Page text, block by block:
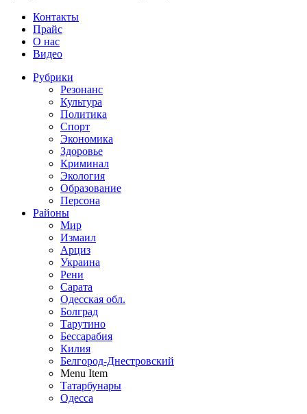
Контакты
Прайс
О нас
Видео
Рубрики
Резонанс
Культура
Политика
Спорт
Экономика
Здоровье
Криминал
Экология
Образование
Персона
Районы
Мир
Измаил
Арциз
Украина
Рени
Сарата
Одесская обл.
Болград
Тарутино
Бессарабия
Килия
Белгород-Днестровский
Menu Item
Татарбунары
Одесса